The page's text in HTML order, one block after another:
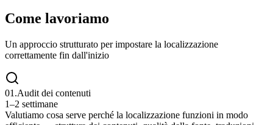
Come lavoriamo
Un approccio strutturato per impostare la localizzazione
correttamente fin dall'inizio
01 .Audit dei contenuti
1–2 settimane
Valutiamo cosa serve perché la localizzazione funzioni in modo